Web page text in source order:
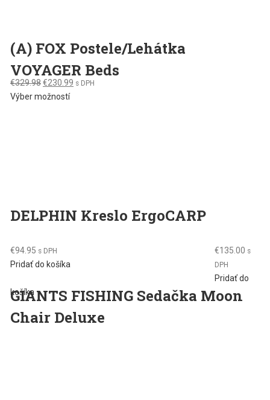
(A) FOX Postele/Lehátka
VOYAGER Beds
€329.98Original
price
€230.99 Current
s DPH
Výber možnostíThis
chosen
product
DELPHIN Kreslo ErgoCARP
€94.95 s DPH
Pridať do košíka
GIANTS FISHING Sedačka Moon
Chair Deluxe
€135.00 s
DPH
Pridať do
košíka